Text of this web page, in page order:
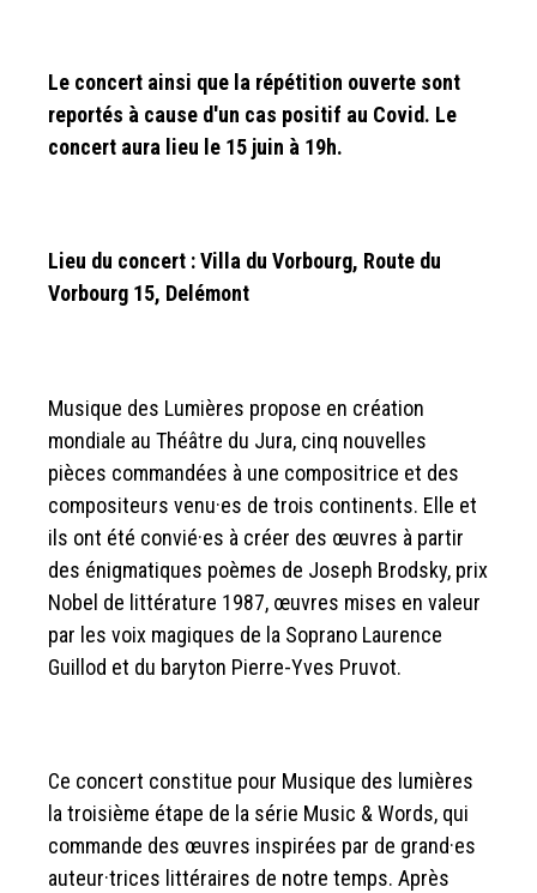
Le concert ainsi que la répétition ouverte sont
reportés à cause d'un cas positif au Covid. Le
concert aura lieu le 15 juin à 19h.
Lieu du concert : Villa du Vorbourg, Route du
Vorbourg 15, Delémont
Musique des Lumières propose en création
mondiale au Théâtre du Jura, cinq nouvelles
pièces commandées à une compositrice et des
compositeurs venu·es de trois continents. Elle et
ils ont été convié·es à créer des œuvres à partir
des énigmatiques poèmes de Joseph Brodsky, prix
Nobel de littérature 1987, œuvres mises en valeur
par les voix magiques de la Soprano Laurence
Guillod et du baryton Pierre-Yves Pruvot.
Ce concert constitue pour Musique des lumières
la troisième étape de la série Music & Words, qui
commande des œuvres inspirées par de grand·es
auteur·trices littéraires de notre temps. Après